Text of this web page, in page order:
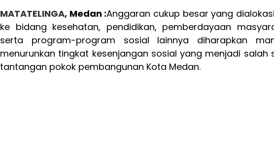
MATATELINGA, Medan :Anggaran cukup besar yang
ke bidang kesehatan, pendidikan, pemberdayaan
serta program-program sosial lainnya diharapkan
menurunkan tingkat kesenjangan sosial yang menjadi salah
tantangan pokok pembangunan Kota Medan.